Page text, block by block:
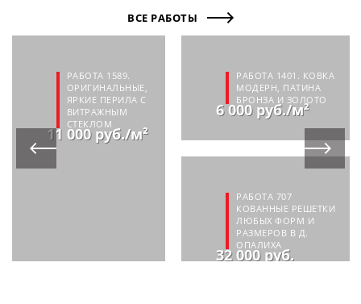
ВСЕ РАБОТЫ
РАБОТА 1589.
ОРИГИНАЛЬНЫЕ,
ЯРКИЕ ПЕРИЛА С
ВИТРАЖНЫМ
СТЕКЛОМ
11 000 руб./м²
РАБОТА 1401. КОВКА
МОДЕРН, ПАТИНА
БРОНЗА И ЗОЛОТО
6 000 руб./м²
РАБОТА 707
КОВАННЫЕ РЕШЕТКИ
ЛЮБЫХ ФОРМ И
РАЗМЕРОВ В Д.
ОПАЛИХА
32 000 руб.